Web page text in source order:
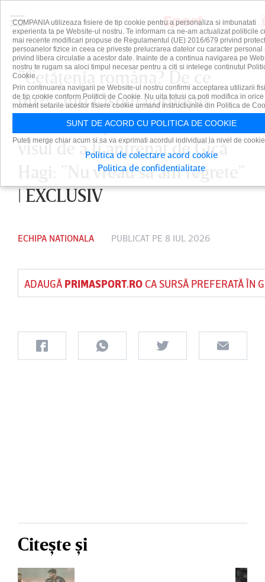
”Cetăţenia româna? De ce
nu?!”. Juri Cisotti vorbeşte
deschis despre naturalizare şi
visul de a fi antrenat de Gică
Hagi: ”Nu vreau să am regrete”
| EXCLUSIV
ECHIPA NATIONALA PUBLICAT PE 8 IUL 2026
ADAUGĂ PRIMASPORT.ROCA SURSĂ PREFERATĂ ÎN
Citește și
COMPANIA utilizeaza fisiere de tip cookie pentru a personaliza si imbunatati
experienta ta pe Website-ul nostru. Te informam ca ne-am actualizat politicile
mai recente modificari propuse de Regulamentul (UE) 2016/679 privind
persoanelor fizice in ceea ce priveste prelucrarea datelor cu caracter personal
privind libera circulatie a acestor date. Inainte de a continua navigarea pe
nostru te rugam sa aloci timpul necesar pentru a citi si intelege continutul
Cookie.
Prin continuarea navigarii pe Website-ul nostru confirmi acceptarea utilizarii
de tip cookie conform Politicii de Cookie. Nu uita totusi ca poti modifica in orice
moment setarile acestor fisiere cookie urmand instructiunile din Politica de
SUNT DE ACORD CU POLITICA DE COOKIE
Puteti merge chiar acum si sa va exprimati acordul individual la nivel de
Politica de colectare acord cookie
Politica de confidentialitate